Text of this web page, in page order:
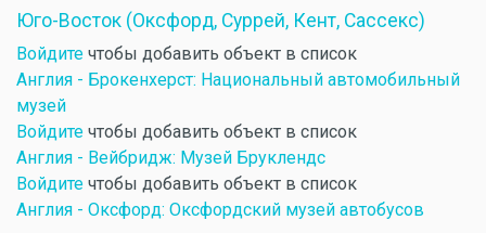
Юго-Восток (Оксфорд, Суррей, Кент, Сассекс)
Войдите чтобы добавить объект в список
Англия - Брокенхерст: Национальный автомобильный
музей
Войдите чтобы добавить объект в список
Англия - Вейбридж: Музей Бруклендс
Войдите чтобы добавить объект в список
Англия - Оксфорд: Оксфордский музей автобусов